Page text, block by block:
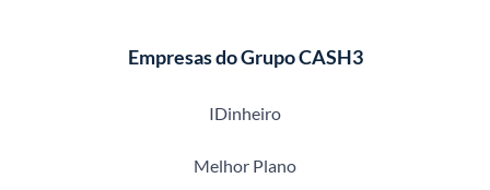
Empresas do Grupo CASH3
IDinheiro
Melhor Plano